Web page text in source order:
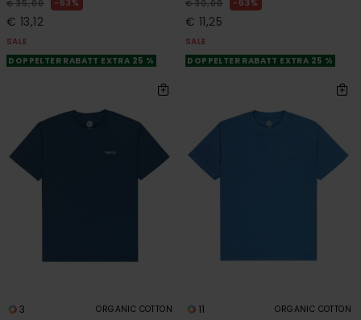
€ 35,00 63%
€ 13,12
SALE
DOPPELTER RABATT EXTRA 25 %
€ 30,00 63%
€ 11,25
SALE
DOPPELTER RABATT EXTRA 25 %
3 ORGANIC COTTON 11 ORGANIC COTTON